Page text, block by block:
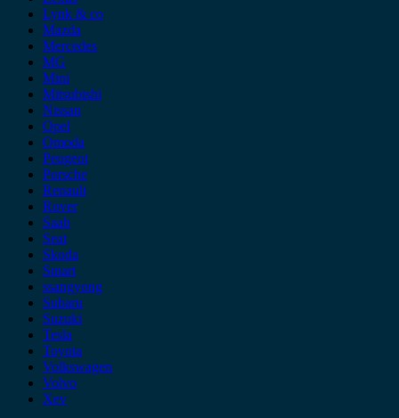
Lynk & co
Mazda
Mercedes
MG
Mini
Mitsubishi
Nissan
Opel
Omoda
Peugeot
Porsche
Renault
Rover
Saab
Seat
Skoda
Smart
ssangyong
Subaru
Suzuki
Tesla
Toyota
Volkswagen
Volvo
Xev